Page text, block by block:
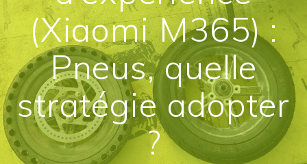
(Xiaomi M365) :
Pneus, quelle
stratégie adopter
?